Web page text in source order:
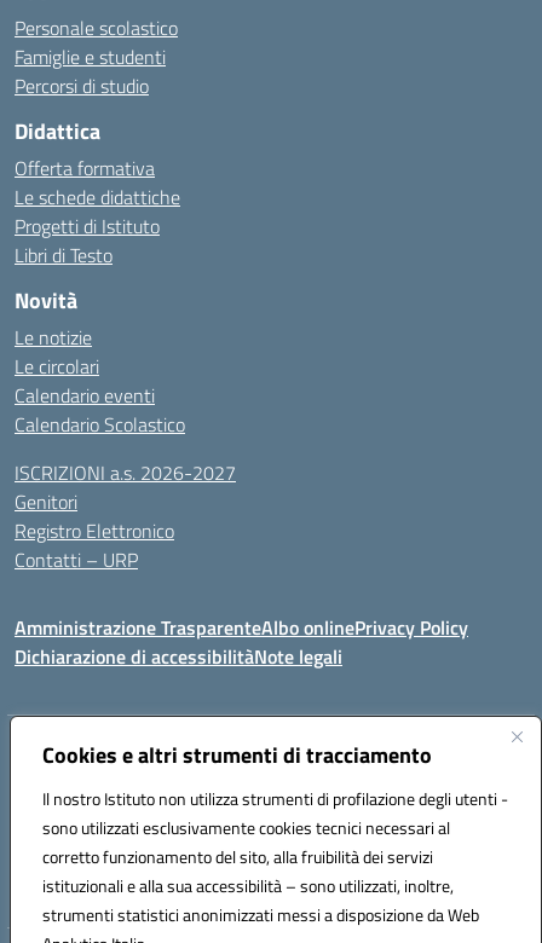
Cookies e altri strumenti di tracciamento
Il nostro Istituto non utilizza strumenti di profilazione degli utenti -
sono utilizzati esclusivamente cookies tecnici necessari al
corretto funzionamento del sito, alla fruibilità dei servizi
istituzionali e alla sua accessibilità – sono utilizzati, inoltre,
strumenti statistici anonimizzati messi a disposizione da Web
Personale scolastico
Famiglie e studenti
Percorsi di studio
Didattica
Offerta formativa
Le schede didattiche
Progetti di Istituto
Libri di Testo
Novità
Le notizie
Le circolari
Calendario eventi
Calendario Scolastico
ISCRIZIONI a.s. 2026-2027
Genitori
Registro Elettronico
Contatti – URP
Amministrazione TrasparenteAlbo onlinePrivacy Policy
Dichiarazione di accessibilitàNote legali
Indirizzo:Via Tiziano, 50 - 60125 Ancona
Posta elettronica certificata (PEC):anic81600p@pec.istruzione.it
Codice fiscale: 93084460422
Codice meccanografico: ANIC81600P